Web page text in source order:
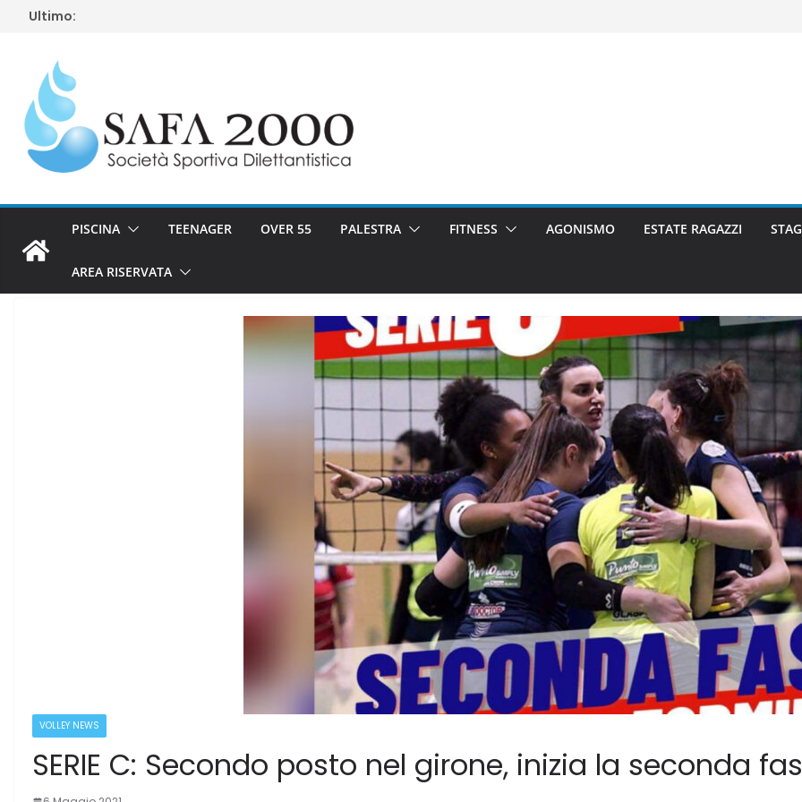
SaltaUltimo:
PISCINA TEENAGER OVER 55 PALESTRA FITNESS AGONISMO ESTATE RAGAZZI
AREA RISERVATA
VOLLEY NEWS
SERIE C: Secondo posto nel girone, inizia la seconda